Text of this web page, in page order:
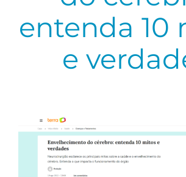
Neurologia
Dores
Agende sua Teleconsulta
entenda 10
e